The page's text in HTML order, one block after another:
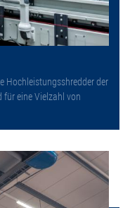
Hochleistungsshredder der
für eine Vielzahl von